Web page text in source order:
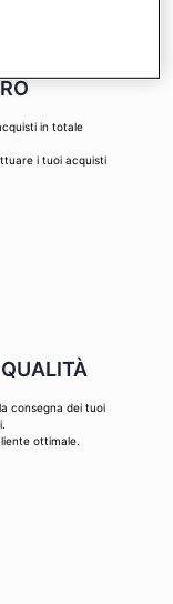
in totale
i tuoi acquisti
consegna dei tuoi
ottimale.